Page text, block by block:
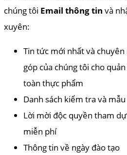
chúng tôi Email thông tin và
xuyên:
Tin tức mới nhất và
góp của chúng tôi cho
toàn thực phẩm
Danh sách kiểm tra và
Lời mời độc quyền tham
miễn phí
Thông tin về ngày đào tạo